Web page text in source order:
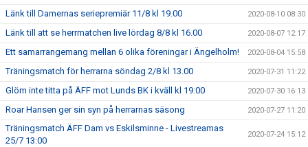
Länk till Damernas seriepremiär 11/8 kl 19.00 2020-08-10 08:30
Länk till att se herrmatchen live lördag 8/8 kl 16.00 2020-08-07 12:17
Ett samarrangemang mellan 6 olika föreningar i Ängelholm! 2020-08-04 15:58
Träningsmatch för herrarna söndag 2/8 kl 13.00 2020-07-31 11:22
Glöm inte titta på ÄFF mot Lunds BK i kväll kl 19:00 2020-07-30 16:13
Roar Hansen ger sin syn på herrarnas säsong 2020-07-27 11:20
Träningsmatch ÄFF Dam vs Eskilsminne - Livestreamas
25/7 13:00
2020-07-24 15:12